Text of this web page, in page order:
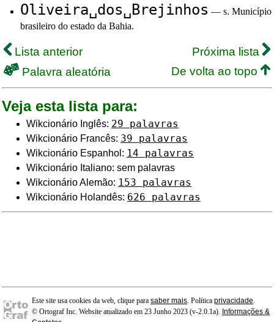
Oliveira␣dos␣Brejinhos — s. Município
brasileiro do estado da Bahia.
Lista anterior
Próxima lista
Palavra aleatória
De volta ao topo
Veja esta lista para:
Wikcionário Inglês: 29 palavras
Wikcionário Francês: 39 palavras
Wikcionário Espanhol: 14 palavras
Wikcionário Italiano: sem palavras
Wikcionário Alemão: 153 palavras
Wikcionário Holandês: 626 palavras
Este site usa cookies da web, clique para saber mais. Política privacidade.
© Ortograf Inc. Website atualizado em 23 Junho 2023 (v-2.0.1a). Informações &